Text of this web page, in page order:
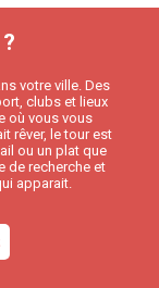
votre ville. Des
clubs et lieux
où vous vous
rêver, le tour est
ou un plat que
de recherche et
apparait.